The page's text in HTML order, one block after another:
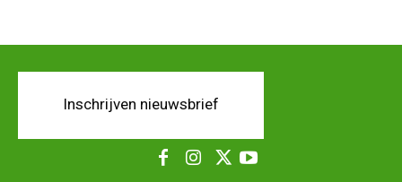
Inschrijven nieuwsbrief